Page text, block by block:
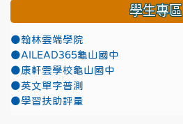
學生專區
●翰林雲端學院
●AILEAD365龜山國中
●康軒雲學校龜山國中
●英文單字普測
●學習扶助評量